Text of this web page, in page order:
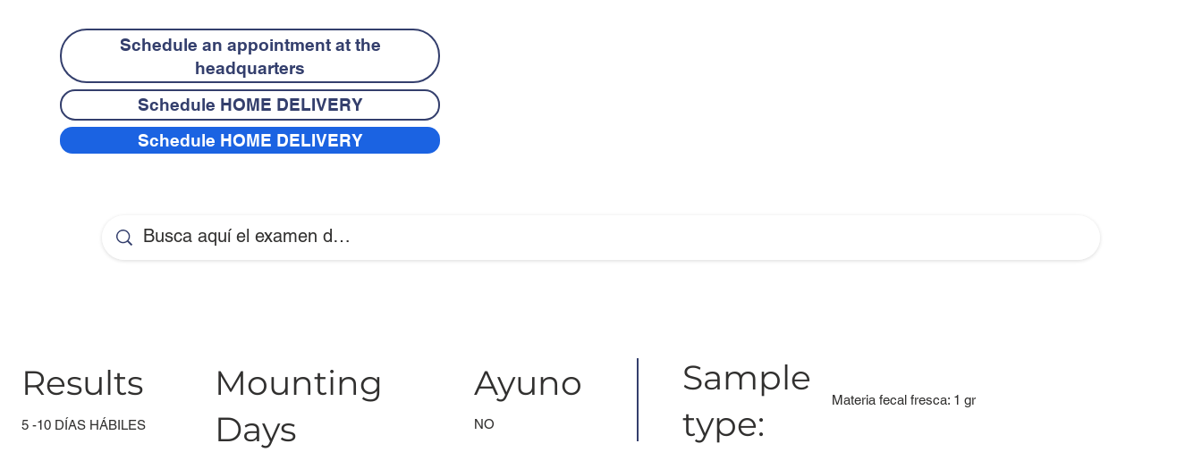
Schedule an appointment at the
headquarters
Schedule HOME DELIVERY
Schedule HOME DELIVERY
Results
5 -10 DÍAS HÁBILES
Mounting
Days
Ayuno
NO
Sample
type:
Materia fecal fresca: 1 gr